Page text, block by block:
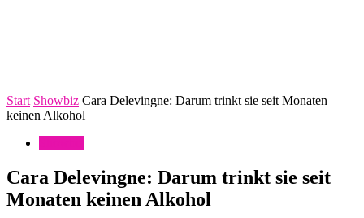
Start Showbiz Cara Delevingne: Darum trinkt sie seit Monaten
keinen Alkohol
Cara Delevingne: Darum trinkt sie seit
Monaten keinen Alkohol